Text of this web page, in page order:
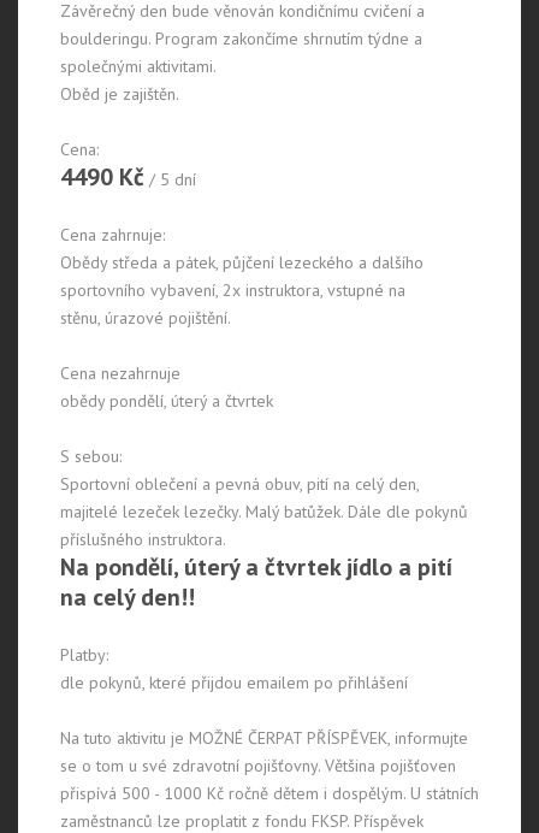
Závěrečný den bude věnován kondičnímu cvičení a
boulderingu. Program zakončíme shrnutím týdne a
společnými aktivitami.
Oběd je zajištěn.
Cena:
4490 Kč / 5 dní
Cena zahrnuje:
Obědy středa a pátek, půjčení lezeckého a dalšího
sportovního vybavení, 2x instruktora, vstupné na
stěnu, úrazové pojištění.
Cena nezahrnuje
obědy pondělí, úterý a čtvrtek
S sebou:
Sportovní oblečení a pevná obuv, pití na celý den,
majitelé lezeček lezečky. Malý batůžek. Dále dle pokynů
příslušného instruktora.
Na pondělí, úterý a čtvrtek jídlo a pití
na celý den!!
Platby:
dle pokynů, které přijdou emailem po přihlášení
Na tuto aktivitu je MOŽNÉ ČERPAT PŘÍSPĚVEK, informujte
se o tom u své zdravotní pojišťovny. Většina pojišťoven
přispívá 500 - 1000 Kč ročně dětem i dospělým. U státních
zaměstnanců lze proplatit z fondu FKSP. Příspěvek